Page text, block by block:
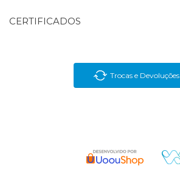
CERTIFICADOS
Trocas e Devoluções